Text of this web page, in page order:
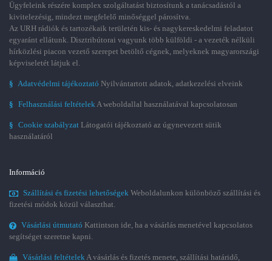
Ügyfeleink részére komplex szolgáltatást biztosítunk a tanácsadástól a
kivitelezésig, mindezt megfelelő minőséggel párosítva.
Az URH rádiók és tartozékaik területén kis- és nagykereskedelmi feladatot
egyaránt ellátunk. Disztribútorai vagyunk több külföldi - a vezeték nélküli
hírközlési piacon vezető szerepet betöltő cégnek, melyeknek magyarországi
képviseletét látjuk el.
§ Adatvédelmi tájékoztató Nyilvántartott adatok, adatkezelési elveink
§ Felhasználási feltételekA weboldallal használatával kapcsolatosan
§ Cookie szabályzat Látogatói tájékoztató az úgynevezett sütik
használatáról
Információ
Szállítási és fizetési lehetőségek Weboldalunkon különböző szállítási és
fizetési módok közül választhat.
Vásárlási útmutató Kattintson ide, ha a vásárlás menetével kapcsolatos
segítséget szeretne kapni.
Vásárlási feltételekA vásárlás és fizetés menete, szállítási határidő,